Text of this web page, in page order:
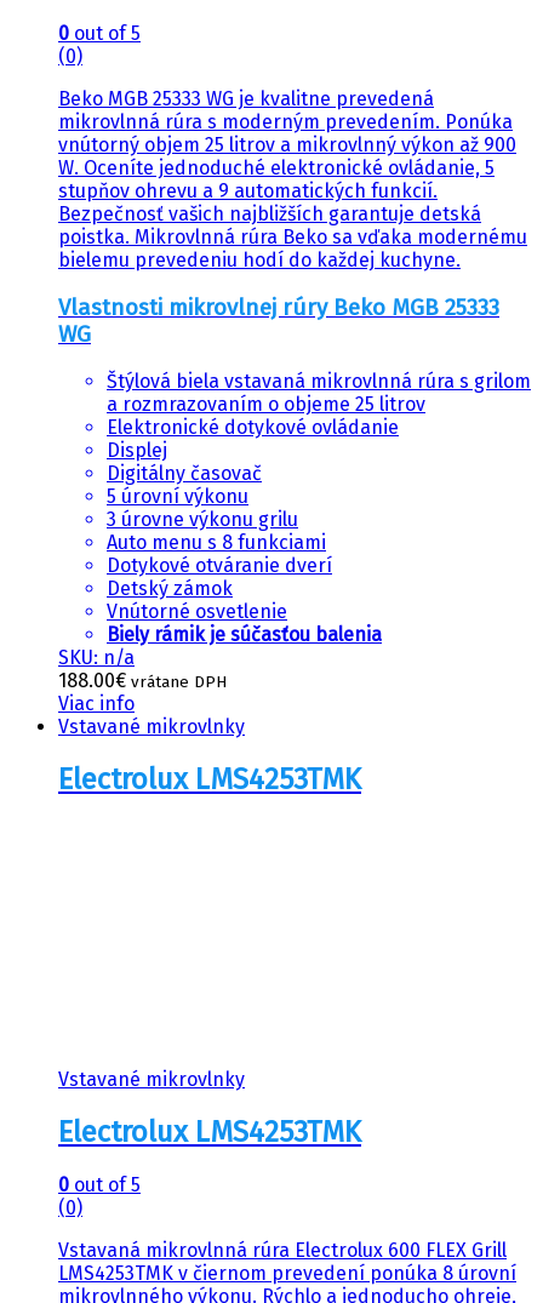
0 out of 5
(0)
Beko MGB 25333 WG je kvalitne prevedená
mikrovlnná rúra s moderným prevedením. Ponúka
vnútorný objem 25 litrov a mikrovlnný výkon až 900
W. Oceníte jednoduché elektronické ovládanie, 5
stupňov ohrevu a 9 automatických funkcií.
Bezpečnosť vašich najbližších garantuje detská
poistka. Mikrovlnná rúra Beko sa vďaka modernému
bielemu prevedeniu hodí do každej kuchyne.
Vlastnosti mikrovlnej rúry Beko MGB 25333
WG
Štýlová biela vstavaná mikrovlnná rúra s grilom
a rozmrazovaním o objeme 25 litrov
Elektronické dotykové ovládanie
Displej
Digitálny časovač
5 úrovní výkonu
3 úrovne výkonu grilu
Auto menu s 8 funkciami
Dotykové otváranie dverí
Detský zámok
Vnútorné osvetlenie
Biely rámik je súčasťou balenia
SKU: n/a
188.00€ vrátane DPH
Viac info
Vstavané mikrovlnky
Electrolux LMS4253TMK
Vstavané mikrovlnky
Electrolux LMS4253TMK
0 out of 5
(0)
Vstavaná mikrovlnná rúra Electrolux 600 FLEX Grill
LMS4253TMK v čiernom prevedení ponúka 8 úrovní
mikrovlnného výkonu. Rýchlo a jednoducho ohreje,